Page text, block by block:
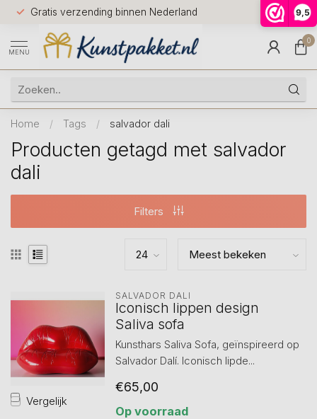
9,5
Gratis verzending binnen Nederland
Voor
huis
9.5
MENU
0
Home / Tags / salvador dali
Producten getagd met salvador
dali
Filters
Vergelijk
SALVADOR DALI
Iconisch lippen design
Saliva sofa
Kunsthars Saliva Sofa, geïnspireerd op
Salvador Dalí. Iconisch lipde...
€65,00
Op voorraad